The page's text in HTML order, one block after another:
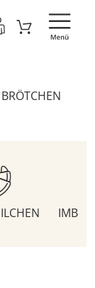
BRÖTCHEN